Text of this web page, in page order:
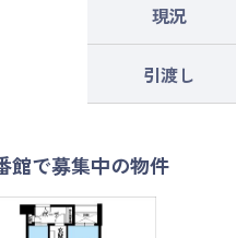
現況
引渡し
館で募集中の物件